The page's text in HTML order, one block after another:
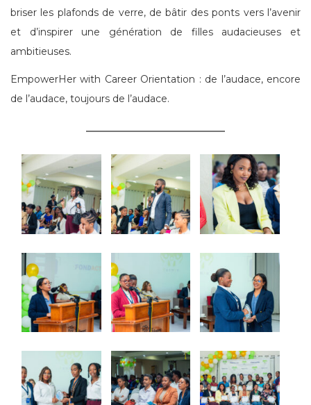
briser les plafonds de verre, de bâtir des ponts vers l’avenir
et d’inspirer une génération de filles audacieuses et
ambitieuses.
EmpowerHer with Career Orientation : de l’audace, encore
de l’audace, toujours de l’audace.